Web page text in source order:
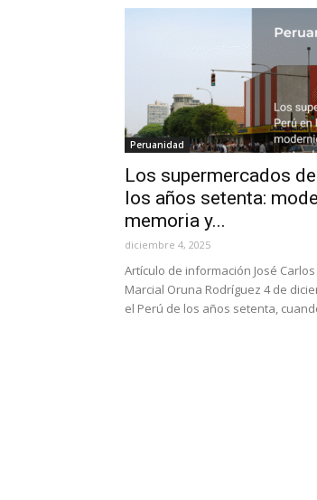
Peruanidad
Los supermercados
los años setenta:
memoria y...
diciembre 4, 2025
Artículo de información José
Marcial Oruna Rodríguez 4 de
el Perú de los años setenta,